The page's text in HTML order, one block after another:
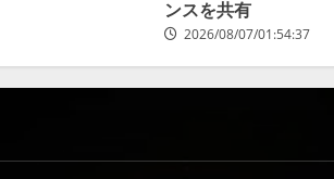
ンスを共有
2026/08/07/01:54:37